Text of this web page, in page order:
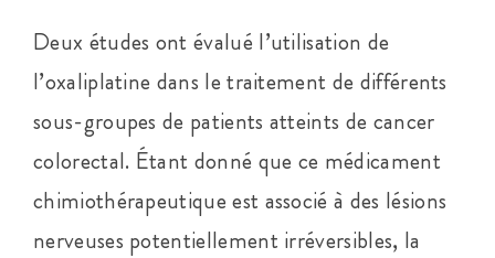
Deux études ont évalué l’utilisation de
l’oxaliplatine dans le traitement de différents
sous-groupes de patients atteints de cancer
colorectal. Étant donné que ce médicament
chimiothérapeutique est associé à des lésions
nerveuses potentiellement irréversibles, la